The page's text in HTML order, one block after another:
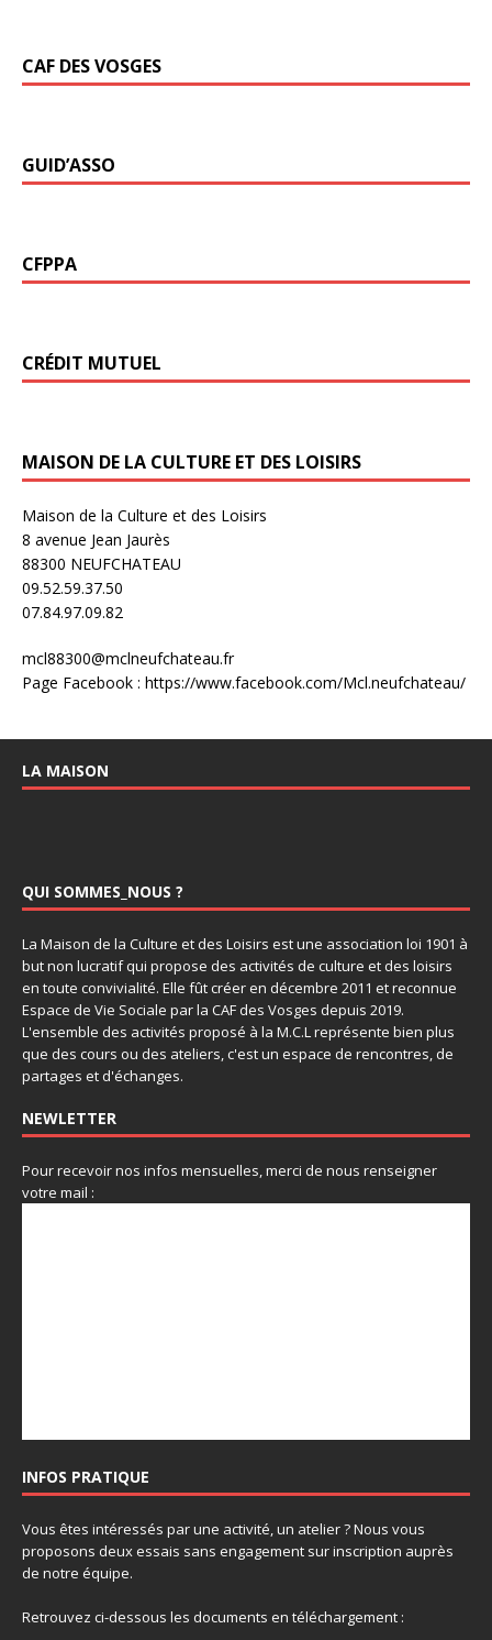
CAF DES VOSGES
GUID’ASSO
CFPPA
CRÉDIT MUTUEL
MAISON DE LA CULTURE ET DES LOISIRS
Maison de la Culture et des Loisirs
8 avenue Jean Jaurès
88300 NEUFCHATEAU
09.52.59.37.50
07.84.97.09.82
mcl88300@mclneufchateau.fr
Page Facebook : https://www.facebook.com/Mcl.neufchateau/
LA MAISON
QUI SOMMES_NOUS ?
La Maison de la Culture et des Loisirs est une association loi 1901 à
but non lucratif qui propose des activités de culture et des loisirs
en toute convivialité. Elle fût créer en décembre 2011 et reconnue
Espace de Vie Sociale par la CAF des Vosges depuis 2019.
L'ensemble des activités proposé à la M.C.L représente bien plus
que des cours ou des ateliers, c'est un espace de rencontres, de
partages et d'échanges.
NEWLETTER
Pour recevoir nos infos mensuelles, merci de nous renseigner
votre mail :
INFOS PRATIQUE
Vous êtes intéressés par une activité, un atelier ? Nous vous
proposons deux essais sans engagement sur inscription auprès
de notre équipe.
Retrouvez ci-dessous les documents en téléchargement :